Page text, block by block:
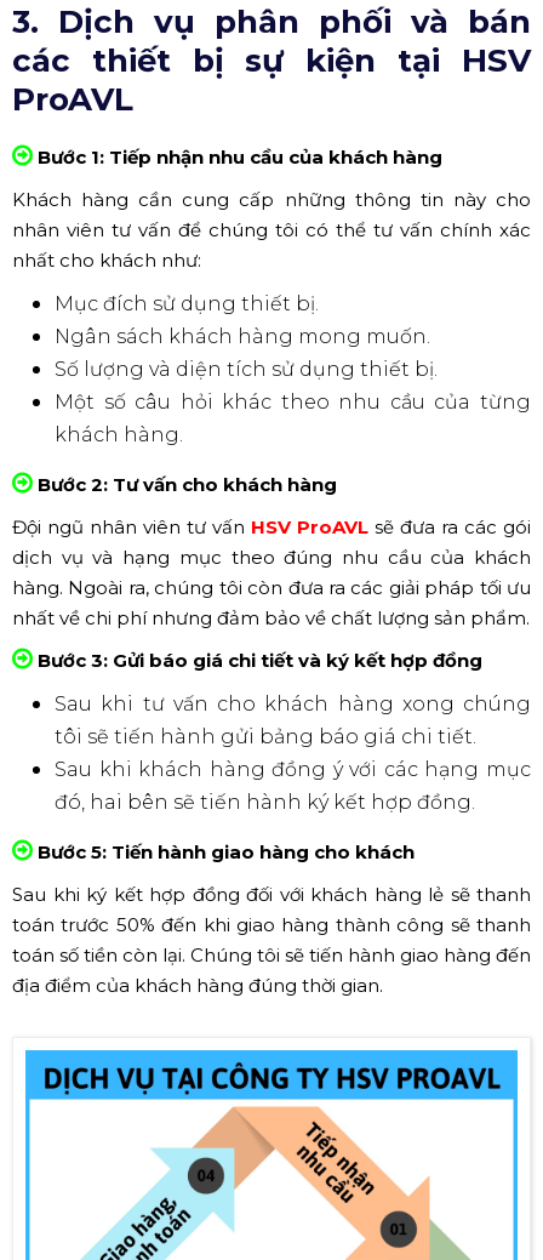
3. Dịch vụ phân phối và bán
các thiết bị sự kiện tại HSV
ProAVL
Bước 1: Tiếp nhận nhu cầu của khách hàng
Khách hàng cần cung cấp những thông tin này cho
nhân viên tư vấn để chúng tôi có thể tư vấn chính xác
nhất cho khách như:
Mục đích sử dụng thiết bị.
Ngân sách khách hàng mong muốn.
Số lượng và diện tích sử dụng thiết bị.
Một số câu hỏi khác theo nhu cầu của từng
khách hàng.
Bước 2: Tư vấn cho khách hàng
Đội ngũ nhân viên tư vấn HSV ProAVL sẽ đưa ra các gói
dịch vụ và hạng mục theo đúng nhu cầu của khách
hàng. Ngoài ra, chúng tôi còn đưa ra các giải pháp tối ưu
nhất về chi phí nhưng đảm bảo về chất lượng sản phẩm.
Bước 3: Gửi báo giá chi tiết và ký kết hợp đồng
Sau khi tư vấn cho khách hàng xong chúng
tôi sẽ tiến hành gửi bảng báo giá chi tiết.
Sau khi khách hàng đồng ý với các hạng mục
đó, hai bên sẽ tiến hành ký kết hợp đồng.
Bước 5: Tiến hành giao hàng cho khách
Sau khi ký kết hợp đồng đối với khách hàng lẻ sẽ thanh
toán trước 50% đến khi giao hàng thành công sẽ thanh
toán số tiền còn lại. Chúng tôi sẽ tiến hành giao hàng đến
địa điểm của khách hàng đúng thời gian.